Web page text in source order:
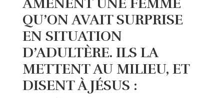
AMÈNENT UNE FEMME
QU’ON AVAIT SURPRISE
EN SITUATION
D’ADULTÈRE. ILS LA
METTENT AU MILIEU, ET
DISENT À JÉSUS :